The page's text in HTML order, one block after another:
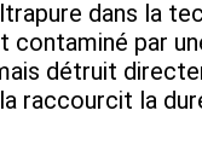
dans la
par
détruit
raccourcit la